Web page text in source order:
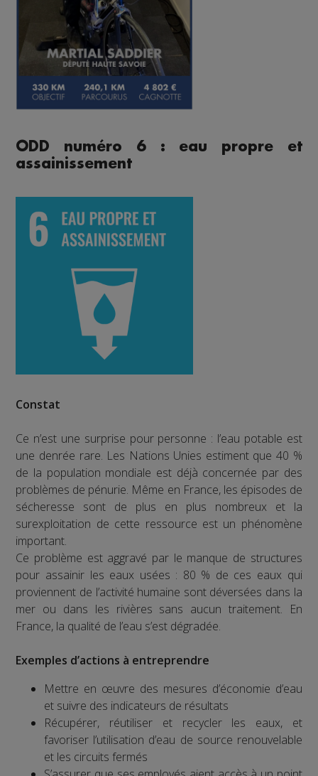
ODD numéro 6 : eau propre et
assainissement
Constat
Ce n’est une surprise pour personne : l’eau potable est
une denrée rare. Les Nations Unies estiment que 40 %
de la population mondiale est déjà concernée par des
problèmes de pénurie. Même en France, les épisodes de
sécheresse sont de plus en plus nombreux et la
surexploitation de cette ressource est un phénomène
important.
Ce problème est aggravé par le manque de structures
pour assainir les eaux usées : 80 % de ces eaux qui
proviennent de l’activité humaine sont déversées dans la
mer ou dans les rivières sans aucun traitement. En
France, la qualité de l’eau s’est dégradée.
Exemples d’actions à entreprendre
Mettre en œuvre des mesures d’économie d’eau
et suivre des indicateurs de résultats
Récupérer, réutiliser et recycler les eaux, et
favoriser l’utilisation d’eau de source renouvelable
et les circuits fermés